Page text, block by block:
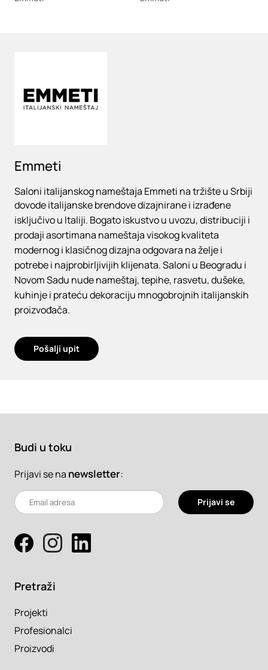
Emmeti
Saloni italijanskog nameštaja Emmeti na tržište u Srbiji
dovode italijanske brendove dizajnirane i izrađene
isključivo u Italiji. Bogato iskustvo u uvozu, distribuciji i
prodaji asortimana nameštaja visokog kvaliteta
modernog i klasičnog dizajna odgovara na želje i
potrebe i najprobirljivijih klijenata. Saloni u Beogradu i
Novom Sadu nude nameštaj, tepihe, rasvetu, dušeke,
kuhinje i prateću dekoraciju mnogobrojnih italijanskih
proizvođača.
Pošalji upit
Budi u toku
Prijavi se na newsletter:
Prijavi se
Pretraži
Projekti
Profesionalci
Proizvodi